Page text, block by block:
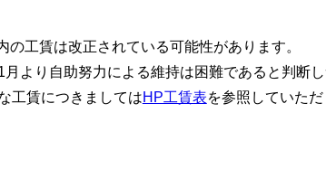
の工賃は改正されている可能性があります。
より自助努力による維持は困難であると判断
工賃につきましてはHP工賃表を参照していた